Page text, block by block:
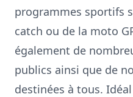
programmes sportifs
catch ou de la moto
également de
publics ainsi que de
destinées à tous.